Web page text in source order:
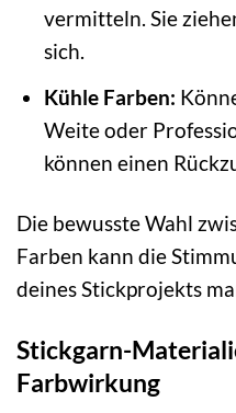
vermitteln. Sie
sich.
Kühle Farben:
Weite oder
können einen
Die bewusste Wahl
Farben kann die
deines Stickprojekts
Stickgarn-
Farbwirkung